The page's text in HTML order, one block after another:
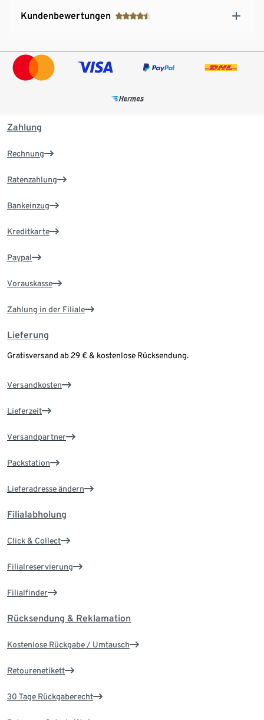
Kundenbewertungen
Zahlung
Rechnung
Ratenzahlung
Bankeinzug
Kreditkarte
Paypal
Vorauskasse
Zahlung in der Filiale
Lieferung
Gratisversand ab 29 € & kostenlose Rücksendung.
Versandkosten
Lieferzeit
Versandpartner
Packstation
Lieferadresse ändern
Filialabholung
Click & Collect
Filialreservierung
Filialfinder
Rücksendung & Reklamation
Kostenlose Rückgabe / Umtausch
Retourenetikett
30 Tage Rückgaberecht